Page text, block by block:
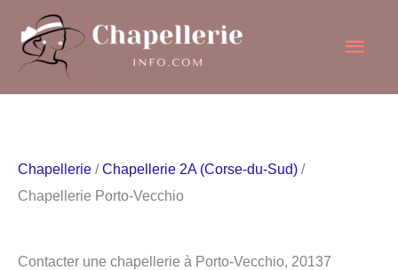
contenu
Chapellerie /Chapellerie 2A (Corse-du-Sud) /
Chapellerie Porto-Vecchio
Contacter une chapellerie à Porto-Vecchio, 20137